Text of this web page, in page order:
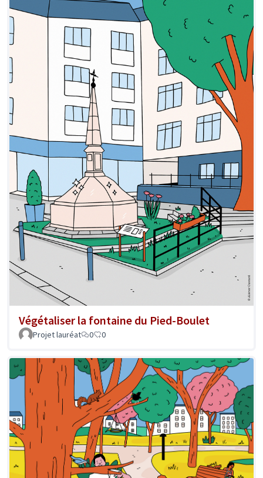
Végétaliser la fontaine du Pied-Boulet
Projet lauréat 0 0